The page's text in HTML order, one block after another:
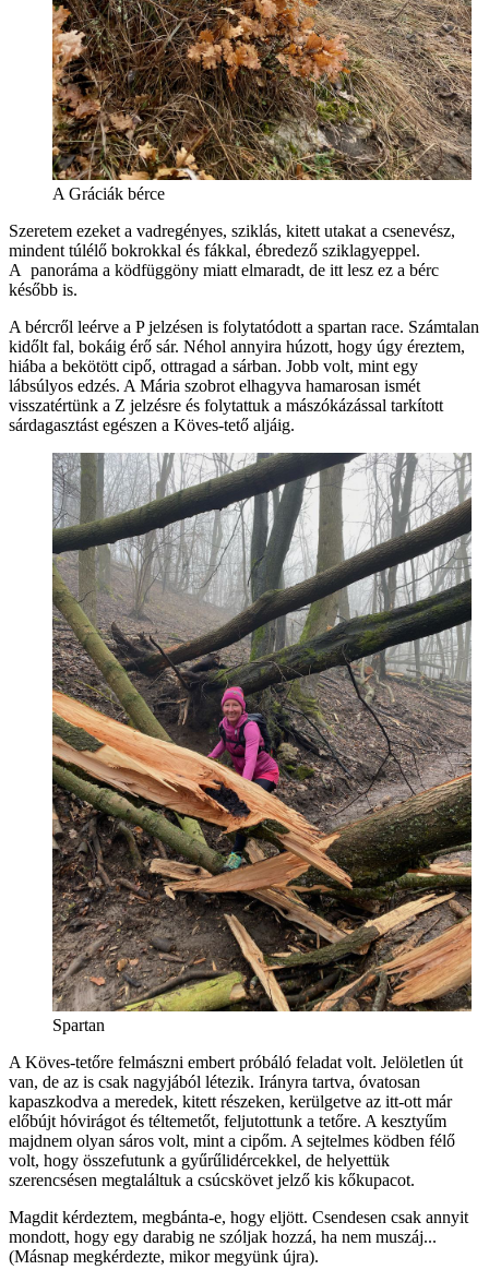
A Gráciák bérce
Szeretem ezeket a vadregényes, sziklás, kitett utakat a csenevész,
mindent túlélő bokrokkal és fákkal, ébredező sziklagyeppel.
A panoráma a ködfüggöny miatt elmaradt, de itt lesz ez a bérc
később is.
A bércről leérve a P jelzésen is folytatódott a spartan race. Számtalan
kidőlt fal, bokáig érő sár. Néhol annyira húzott, hogy úgy éreztem,
hiába a bekötött cipő, ottragad a sárban. Jobb volt, mint egy
lábsúlyos edzés. A Mária szobrot elhagyva hamarosan ismét
visszatértünk a Z jelzésre és folytattuk a mászókázással tarkított
sárdagasztást egészen a Köves-tető aljáig.
Spartan
A Köves-tetőre felmászni embert próbáló feladat volt. Jelöletlen út
van, de az is csak nagyjából létezik. Irányra tartva, óvatosan
kapaszkodva a meredek, kitett részeken, kerülgetve az itt-ott már
előbújt hóvirágot és téltemetőt, feljutottunk a tetőre. A kesztyűm
majdnem olyan sáros volt, mint a cipőm. A sejtelmes ködben félő
volt, hogy összefutunk a gyűrűlidércekkel, de helyettük
szerencsésen megtaláltuk a csúcskövet jelző kis kőkupacot.
Magdit kérdeztem, megbánta-e, hogy eljött. Csendesen csak annyit
mondott, hogy egy darabig ne szóljak hozzá, ha nem muszáj...
(Másnap megkérdezte, mikor megyünk újra).